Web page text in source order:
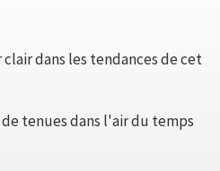
dans les tendances de cet
tenues dans l'air du temps